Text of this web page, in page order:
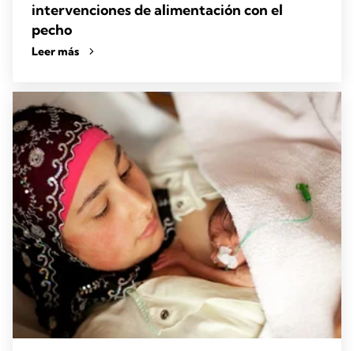
intervenciones de alimentación con el
pecho
Leer más